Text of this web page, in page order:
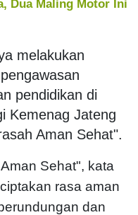
Dua Maling Motor Ini
melakukan
pendidikan di
Kemenag Jateng
Aman Sehat".
Sehat", kata
rasa aman
dan